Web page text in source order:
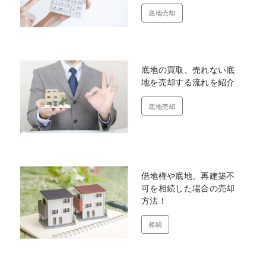
底地売却
底地の買取、売れない底
地を売却する流れを紹介
底地売却
借地権や底地、再建築不
可を相続した場合の売却
方法！
相続